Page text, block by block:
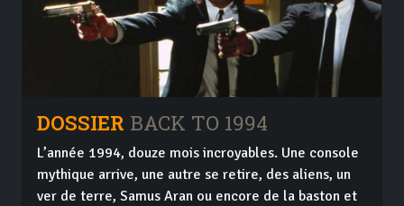
DOSSIER BACK TO 1994
L’année 1994, douze mois incroyables. Une console
mythique arrive, une autre se retire, des aliens, un
ver de terre, Samus Aran ou encore de la baston et